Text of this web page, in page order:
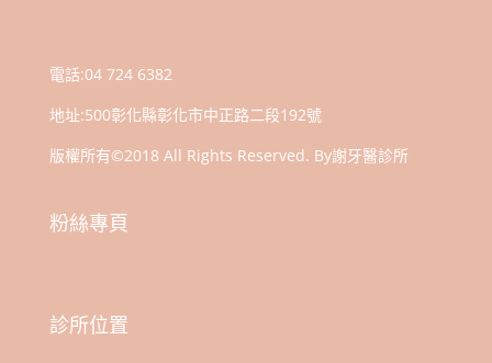
電話:04 724 6382
地址:500彰化縣彰化市中正路二段192號
版權所有©2018 All Rights Reserved. By謝牙醫診所
粉絲專頁
診所位置